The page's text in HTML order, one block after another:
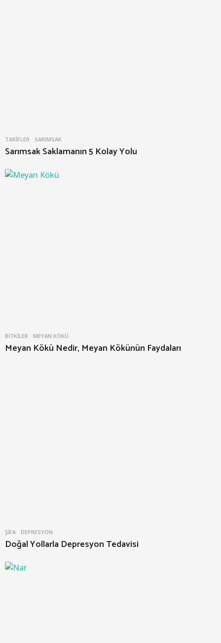
TARIFLER SARIMSAK
Sarımsak Saklamanın 5 Kolay Yolu
BITKILER MEYAN KÖKÜ
Meyan Kökü Nedir, Meyan Kökünün Faydaları
ŞIFA DEPRESYON
Doğal Yollarla Depresyon Tedavisi